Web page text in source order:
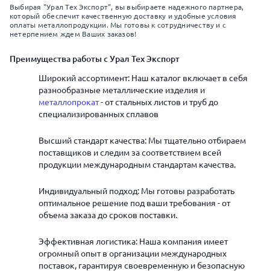
Выбирая "Урал Тех Экспорт", вы выбираете надежного партнера,
который обеспечит качественную доставку и удобные условия
оплаты металлопродукции. Мы готовы к сотрудничеству и с
нетерпением ждем Ваших заказов!
Преимущества работы с Урал Тех Экспорт
Широкий ассортимент: Наш каталог включает в себя
разнообразные металлические изделия и
металлопрокат- от стальных листов и труб до
специализированных сплавов
Высший стандарт качества: Мы тщательно отбираем
поставщиков и следим за соответствием всей
продукции международным стандартам качества.
Индивидуальный подход: Мы готовы разработать
оптимальное решение под ваши требования - от
объема заказа до сроков поставки.
Эффективная логистика: Наша компания имеет
огромный опыт в организации международных
поставок, гарантируя своевременную и безопасную